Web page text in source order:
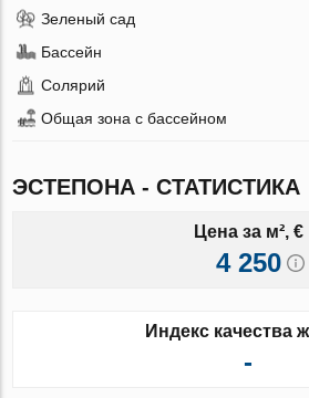
Зеленый сад
Бассейн
Солярий
Общая зона с бассейном
ЭСТЕПОНА - СТАТИСТИКА
Цена за м², €
4 250
Индекс качества
-